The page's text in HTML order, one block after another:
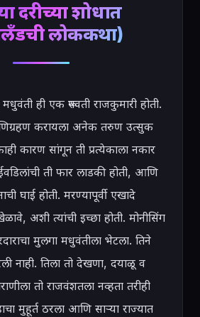
दरीच्या शोधात
लोककथा)
ही एक रूपवती राजकुमारी होती.
करायला अनेक तरुण उत्सुक
कारण सांगून ती प्रत्येकाला नकार
ती फार लाडकी होती, आणि
घाई होती. मरण्यापूर्वी एखादे
अशी त्यांची इच्छा होती. मोनीसिंग
मुलगा मधुवंतीला भेटला. तिने
नाही. तिला तो देखणा, दयाळू व
तो राजवंशतला नव्हता तरीही
मुहूर्त ठरला आणि साऱ्या राज्यात